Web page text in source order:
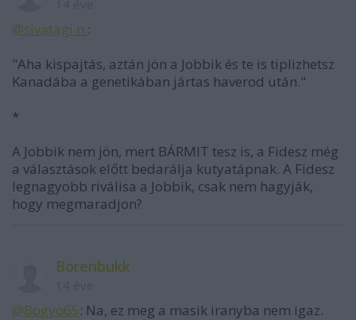
@sivatagi n.:
"Aha kispajtás, aztán jön a Jobbik és te is tiplizhetsz
Kanadába a genetikában jártas haverod után."
*
A Jobbik nem jön, mert BÁRMIT tesz is, a Fidesz még
a választások előtt bedarálja kutyatápnak. A Fidesz
legnagyobb riválisa a Jobbik, csak nem hagyják,
hogy megmaradjon?
Borenbukk
@Bogyo65: Na, ez meg a masik iranyba nem igaz.